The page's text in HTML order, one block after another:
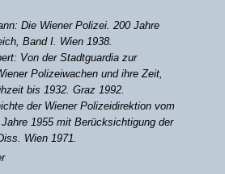
Die Wiener Polizei. 200 Jahre
Band I. Wien 1938.
Von der Stadtguardia zur
Polizeiwachen und ihre Zeit,
bis 1932. Graz 1992.
der Wiener Polizeidirektion vom
1955 mit Berücksichtigung der
Wien 1971.